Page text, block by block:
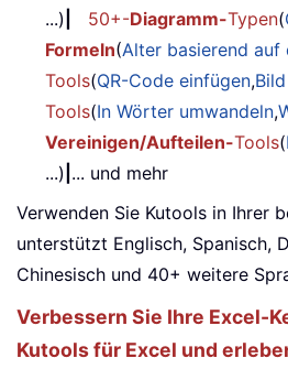
...)
50+-Diagramm-Typen(
Formeln(Alter basierend auf
Tools(QR-Code einfügen,
Tools(In Wörter umwandeln,
Vereinigen/Aufteilen-Tools(
...) ... und mehr
Verwenden Sie Kutools in Ihrer
unterstützt Englisch, Spanisch,
Chinesisch und 40+ weitere
Verbessern Sie Ihre Excel-
Kutools für Excel und